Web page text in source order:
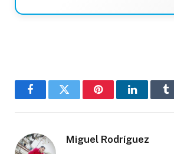
FacebookTwitter PinterestLinkedIn
Miguel Rodríguez